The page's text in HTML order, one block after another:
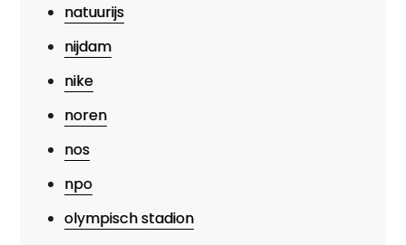
natuurijs
nijdam
nike
noren
nos
npo
olympisch stadion